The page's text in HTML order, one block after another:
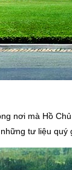
nơi mà Hồ
tư liệu quý